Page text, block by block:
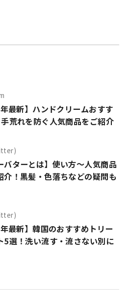
最新】ハンドクリームおすす
荒れを防ぐ人気商品をご紹介
バターとは】使い方～人気商品
介！黒髪・色落ちなどの疑問も
最新】韓国のおすすめトリー
5選！洗い流す・流さない別に